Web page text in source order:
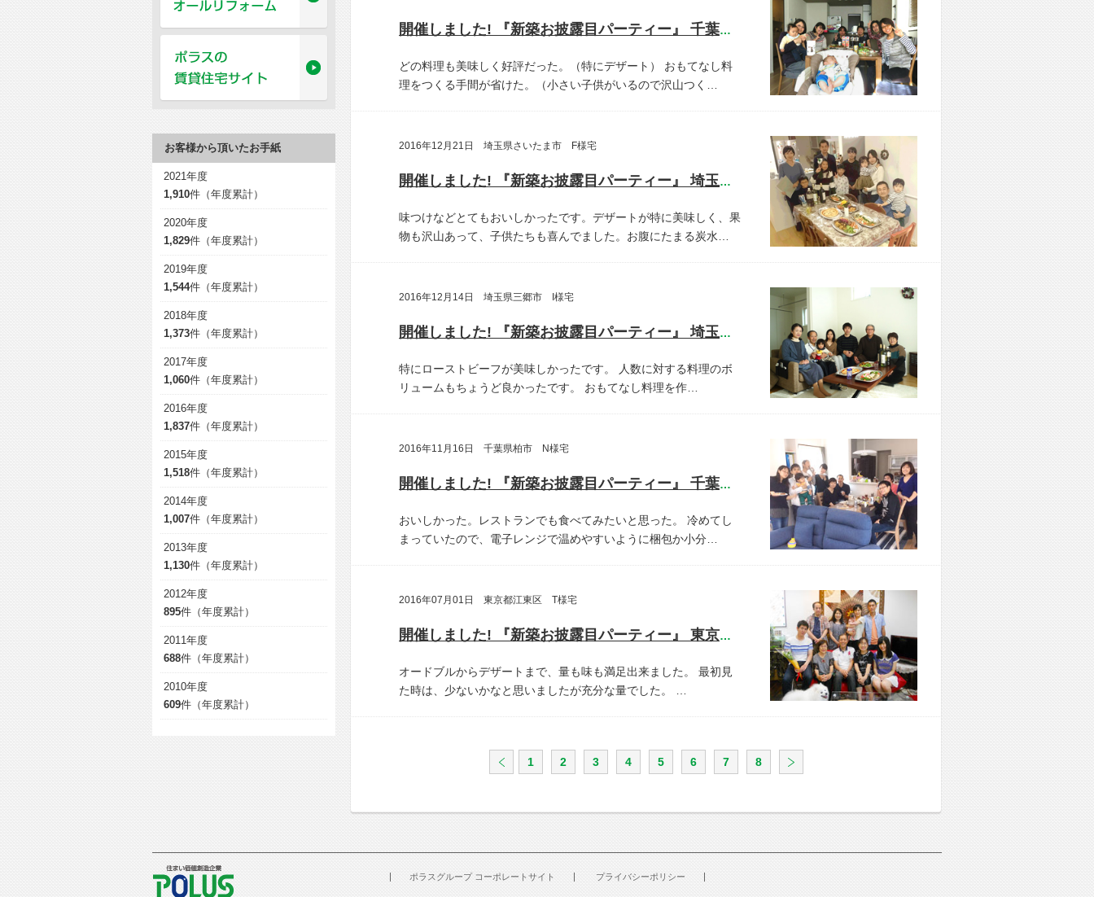
開催しました! 『新築お披露目パーティー』 千葉県流山市 S様宅
どの料理も美味しく好評だった。（特にデザート）
おもてなし料
理をつくる手間が省けた。（小さい子供がいるので沢山つく…
2016年12月21日 埼玉県さいたま市 F様宅
開催しました! 『新築お披露目パーティー』 埼玉県さいたま市 F様宅
味つけなどとてもおいしかったです。デザートが特に美味しく、果
物も沢山あって、子供たちも喜んでました。お腹にたまる炭水…
2016年12月14日 埼玉県三郷市 I様宅
開催しました! 『新築お披露目パーティー』 埼玉県三郷市 I様宅
特にローストビーフが美味しかったです。
人数に対する料理のボ
リュームもちょうど良かったです。
おもてなし料理を作…
2016年11月16日 千葉県柏市 N様宅
開催しました! 『新築お披露目パーティー』 千葉県柏市 N様宅
おいしかった。レストランでも食べてみたいと思った。
冷めてし
まっていたので、電子レンジで温めやすいように梱包か小分…
2016年07月01日 東京都江東区 T様宅
開催しました! 『新築お披露目パーティー』 東京都江東区 T様宅
オードブルからデザートまで、量も味も満足出来ました。
最初見
た時は、少ないかなと思いましたが充分な量でした。
1 2 3 4 5 6 7 8
お客様から頂いたお手紙
2021年度
1,910件（年度累計）
2020年度
1,829件（年度累計）
2019年度
1,544件（年度累計）
2018年度
1,373件（年度累計）
2017年度
1,060件（年度累計）
2016年度
1,837件（年度累計）
2015年度
1,518件（年度累計）
2014年度
1,007件（年度累計）
2013年度
1,130件（年度累計）
2012年度
895件（年度累計）
2011年度
688件（年度累計）
2010年度
609件（年度累計）
ポラスグループ コーポレートサイト
プライバシーポリシー